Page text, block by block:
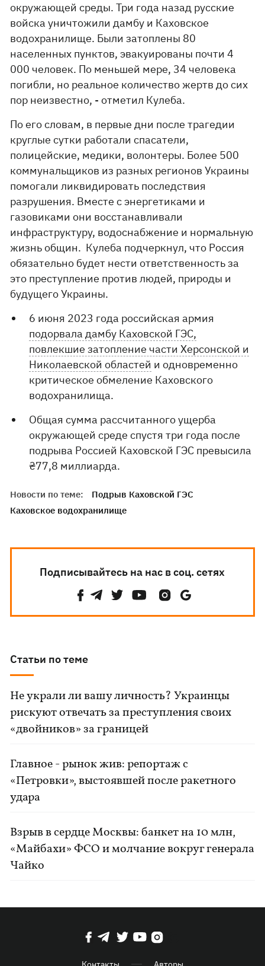
окружающей среды. Три года назад русские
войска уничтожили дамбу и Каховское
водохранилище. Были затоплены 80
населенных пунктов, эвакуированы почти 4
000 человек. По меньшей мере, 34 человека
погибли, но реальное количество жертв до сих
пор неизвестно, - отметил Кулеба.
По его словам, в первые дни после трагедии
круглые сутки работали спасатели,
полицейские, медики, волонтеры. Более 500
коммунальщиков из разных регионов Украины
помогали ликвидировать последствия
разрушения. Вместе с энергетиками и
газовиками они восстанавливали
инфраструктуру, водоснабжение и нормальную
жизнь общин. Кулеба подчеркнул, что Россия
обязательно будет нести ответственность за
это преступление против людей, природы и
будущего Украины.
6 июня 2023 года российская армия
подорвала дамбу Каховской ГЭС,
повлекшие затопление части Херсонской и
Николаевской областей и одновременно
критическое обмеление Каховского
водохранилища.
Общая сумма рассчитанного ущерба
окружающей среде спустя три года после
подрыва Россией Каховской ГЭС превысила
₴77,8 миллиарда.
Новости по теме:
Подрыв Каховской ГЭС
Каховское водохранилище
Подписывайтесь на нас в соц. сетях
Статьи по теме
Не украли ли вашу личность? Украинцы
рискуют отвечать за преступления своих
«двойников» за границей
Главное - рынок жив: репортаж с
«Петровки», выстоявшей после ракетного
удара
Взрыв в сердце Москвы: банкет на 10 млн,
«Майбахи» ФСО и молчание вокруг генерала
Чайко